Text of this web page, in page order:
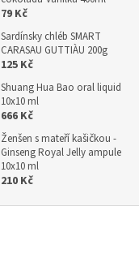
79 Kč
Sardínsky chléb SMART
CARASAU GUTTIÀU 200g
125 Kč
Shuang Hua Bao oral liquid
10x10 ml
666 Kč
Ženšen s mateří kašičkou -
Ginseng Royal Jelly ampule
10x10 ml
210 Kč